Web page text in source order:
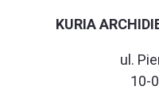
KURIA
ul.
10-